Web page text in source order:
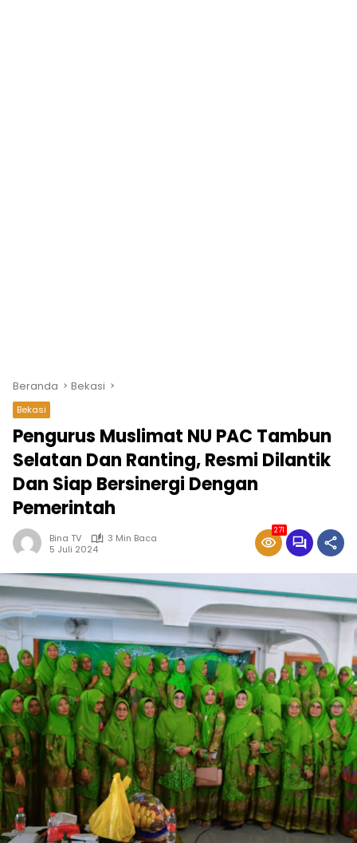
Beranda Bekasi
Bekasi
Pengurus Muslimat NU PAC Tambun
Selatan Dan Ranting, Resmi Dilantik
Dan Siap Bersinergi Dengan
Pemerintah
Bina TV
3 Min Baca
5 Juli 2024
271